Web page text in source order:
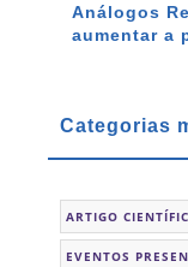
Análogos
aumentar a
Categorias
ARTIGO
EVENTOS